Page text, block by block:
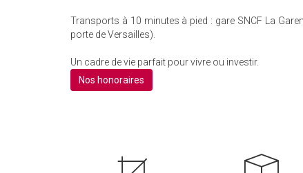
Transports à 10 minutes à pied : gare SNCF La
porte de Versailles).
Un cadre de vie parfait pour vivre ou investir.
Nos honoraires